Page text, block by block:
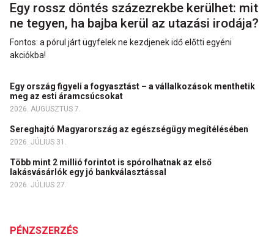
Egy rossz döntés százezrekbe kerülhet: mit
ne tegyen, ha bajba kerül az utazási irodája?
Fontos: a pórul járt ügyfelek ne kezdjenek idő előtti egyéni
akciókba!
Egy ország figyeli a fogyasztást – a vállalkozások menthetik
meg az esti áramcsúcsokat
2026. AUGUSZTUS 7.
Sereghajtó Magyarország az egészségügy megítélésében
2026. JÚLIUS 31.
Több mint 2 millió forintot is spórolhatnak az első
lakásvásárlók egy jó bankválasztással
2026. JÚLIUS 27.
PÉNZSZERZÉS